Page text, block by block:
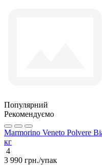
Популярний
Рекомендуємо
Marmorino Veneto Polvere
кг
4
3 990 грн./упак